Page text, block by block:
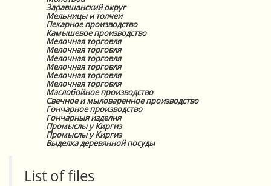
Заравшанский округ
Мельницы и толчеи
Пекарное производство
Камышевое производство
Мелочная торговля
Мелочная торговля
Мелочная торговля
Мелочная торговля
Мелочная торговля
Мелочная торговля
Маслобойное производство
Свечное и мыловаренное производство
Гончарное производство
Гончарныя изделия
Промыслы у Киргиз
Промыслы у Киргиз
Выделка деревянной посуды
List of files